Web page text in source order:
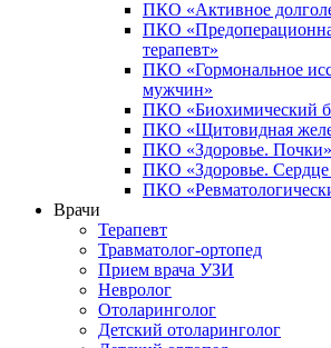
ПКО «Активное
ПКО
терапевт»
ПКО «Гормональное
мужчин»
ПКО «Биохимический
ПКО «Щитовидная
ПКО «Здоровье. Почки»
ПКО «Здоровье. Сердце
ПКО
Врачи
Терапевт
Травматолог-ортопед
Прием врача УЗИ
Невролог
Отоларинголог
Детский отоларинголог